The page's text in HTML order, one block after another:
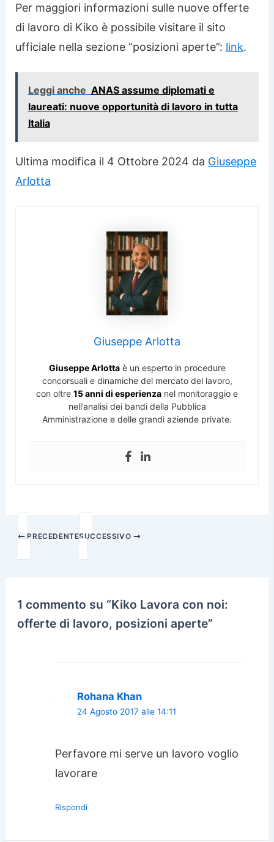
Per maggiori informazioni sulle nuove offerte
di lavoro di Kiko è possibile visitare il sito
ufficiale nella sezione “posizioni aperte”: link.
Leggi anche ANAS assume diplomati e
laureati: nuove opportunità di lavoro in tutta
Italia
Ultima modifica il 4 Ottobre 2024 da Giuseppe
Arlotta
Giuseppe Arlotta
Giuseppe Arlottaè un esperto in procedure
concorsuali e dinamiche del mercato del lavoro,
con oltre 15 anni di esperienza nel monitoraggio e
nell’analisi dei bandi della Pubblica
Amministrazione e delle grandi aziende private.
PRECEDENTESUCCESSIVO
1 commento su “Kiko Lavora con noi:
offerte di lavoro, posizioni aperte”
Rohana Khan
24 Agosto 2017 alle 14:11
Perfavore mi serve un lavoro voglio
lavorare
Rispondi